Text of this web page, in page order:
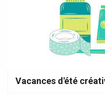
Vacances d'été